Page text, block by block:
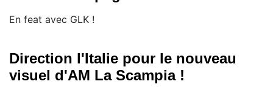
En feat avec GLK !
Direction l'Italie pour le nouveau
visuel d'AM La Scampia !